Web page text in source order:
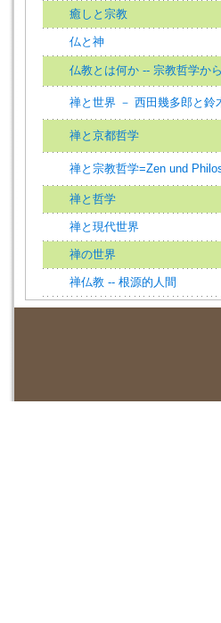
癒しと宗教
仏と神
仏教とは何か -- 宗教哲学か
禅と世界 － 西田幾多郎と鈴
禅と京都哲学
禅と宗教哲学=Zen und
禅と哲学
禅と現代世界
禅の世界
禅仏教 -- 根源的人間